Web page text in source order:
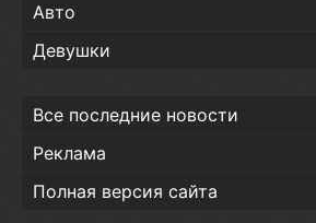
Авто
Девушки
Все последние новости
Реклама
Полная версия сайта